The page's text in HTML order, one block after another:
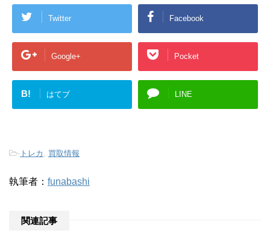
Twitter Facebook
Google+ Pocket
B! はてブ LINE
- トレカ 買取情報
執筆者： funabashi
関連記事